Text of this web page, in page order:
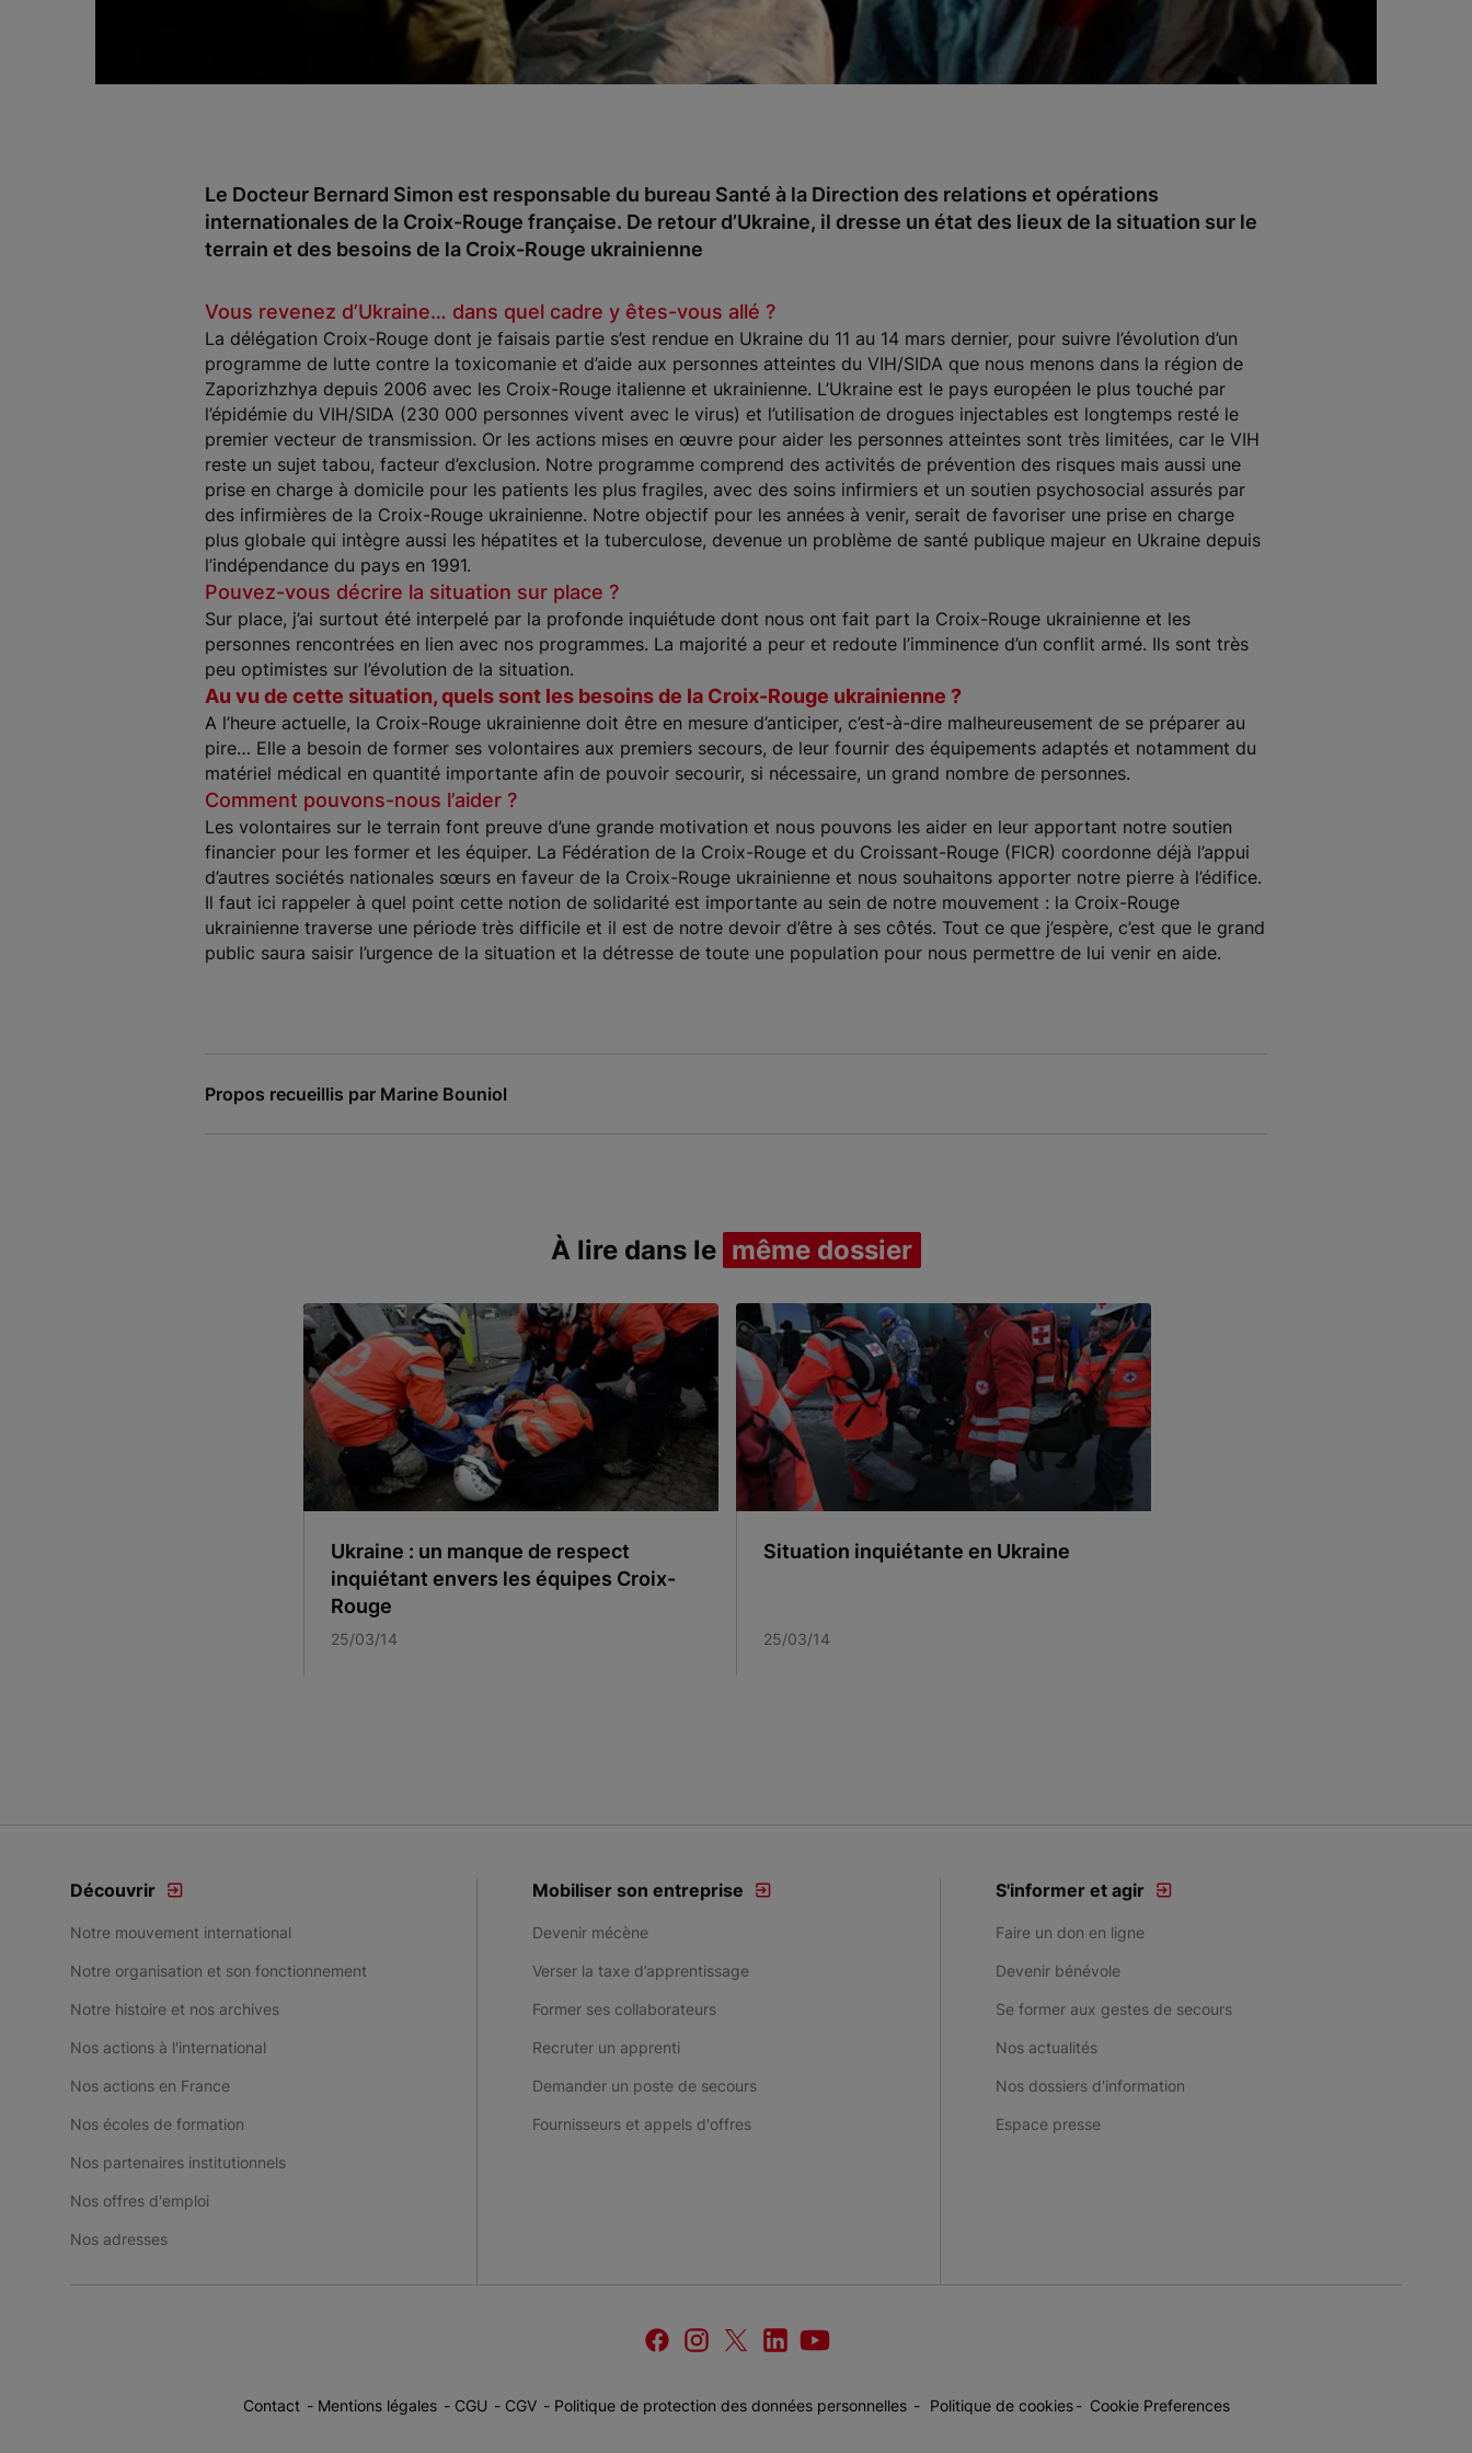
Le Docteur Bernard Simon est responsable du bureau Santé à la Direction des relations et opérations
internationales de la Croix-Rouge française. De retour d’Ukraine, il dresse un état des lieux de la situation sur le
terrain et des besoins de la Croix-Rouge ukrainienne
Vous revenez d’Ukraine… dans quel cadre y êtes-vous allé ?
La délégation Croix-Rouge dont je faisais partie s’est rendue en Ukraine du 11 au 14 mars dernier, pour suivre l’évolution d’un
programme de lutte contre la toxicomanie et d’aide aux personnes atteintes du VIH/SIDA que nous menons dans la région de
Zaporizhzhya depuis 2006 avec les Croix-Rouge italienne et ukrainienne. L’Ukraine est le pays européen le plus touché par
l’épidémie du VIH/SIDA (230 000 personnes vivent avec le virus) et l’utilisation de drogues injectables est longtemps resté le
premier vecteur de transmission. Or les actions mises en œuvre pour aider les personnes atteintes sont très limitées, car le VIH
reste un sujet tabou, facteur d’exclusion. Notre programme comprend des activités de prévention des risques mais aussi une
prise en charge à domicile pour les patients les plus fragiles, avec des soins infirmiers et un soutien psychosocial assurés par
des infirmières de la Croix-Rouge ukrainienne. Notre objectif pour les années à venir, serait de favoriser une prise en charge
plus globale qui intègre aussi les hépatites et la tuberculose, devenue un problème de santé publique majeur en Ukraine depuis
l’indépendance du pays en 1991.
Pouvez-vous décrire la situation sur place ?
Sur place, j’ai surtout été interpelé par la profonde inquiétude dont nous ont fait part la Croix-Rouge ukrainienne et les
personnes rencontrées en lien avec nos programmes. La majorité a peur et redoute l’imminence d’un conflit armé. Ils sont très
peu optimistes sur l’évolution de la situation.
Au vu de cette situation, quels sont les besoins de la Croix-Rouge ukrainienne ?
A l’heure actuelle, la Croix-Rouge ukrainienne doit être en mesure d’anticiper, c’est-à-dire malheureusement de se préparer au
pire… Elle a besoin de former ses volontaires aux premiers secours, de leur fournir des équipements adaptés et notamment du
matériel médical en quantité importante afin de pouvoir secourir, si nécessaire, un grand nombre de personnes.
Comment pouvons-nous l’aider ?
Les volontaires sur le terrain font preuve d’une grande motivation et nous pouvons les aider en leur apportant notre soutien
financier pour les former et les équiper. La Fédération de la Croix-Rouge et du Croissant-Rouge (FICR) coordonne déjà l’appui
d’autres sociétés nationales sœurs en faveur de la Croix-Rouge ukrainienne et nous souhaitons apporter notre pierre à l’édifice.
Il faut ici rappeler à quel point cette notion de solidarité est importante au sein de notre mouvement : la Croix-Rouge
ukrainienne traverse une période très difficile et il est de notre devoir d’être à ses côtés. Tout ce que j’espère, c’est que le grand
public saura saisir l’urgence de la situation et la détresse de toute une population pour nous permettre de lui venir en aide.
Propos recueillis par Marine Bouniol
À lire dans le même dossier
Ukraine : un manque de respect
inquiétant envers les équipes Croix-
Rouge
25/03/14
Situation inquiétante en Ukraine
25/03/14
Découvrir
Notre mouvement international
Notre organisation et son fonctionnement
Notre histoire et nos archives
Nos actions à l'international
Nos actions en France
Nos écoles de formation
Nos partenaires institutionnels
Nos offres d'emploi
Nos adresses
Mobiliser son entreprise
Devenir mécène
Verser la taxe d’apprentissage
Former ses collaborateurs
Recruter un apprenti
Demander un poste de secours
Fournisseurs et appels d'offres
S'informer et agir
Faire un don en ligne
Devenir bénévole
Se former aux gestes de secours
Nos actualités
Nos dossiers d'information
Espace presse
facebook
française
instagram
française
twitter
française
linkedin
française
youtube
française
Contact Mentions légales CGU CGV Politique de protection des données personnelles Politique de cookies Cookie Preferences